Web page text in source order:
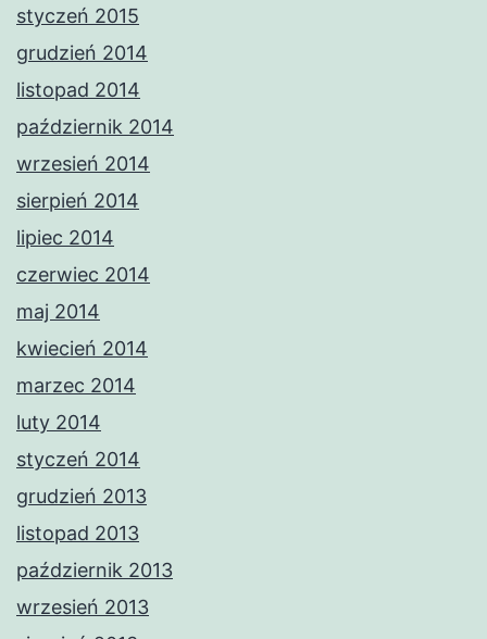
styczeń 2015
grudzień 2014
listopad 2014
październik 2014
wrzesień 2014
sierpień 2014
lipiec 2014
czerwiec 2014
maj 2014
kwiecień 2014
marzec 2014
luty 2014
styczeń 2014
grudzień 2013
listopad 2013
październik 2013
wrzesień 2013